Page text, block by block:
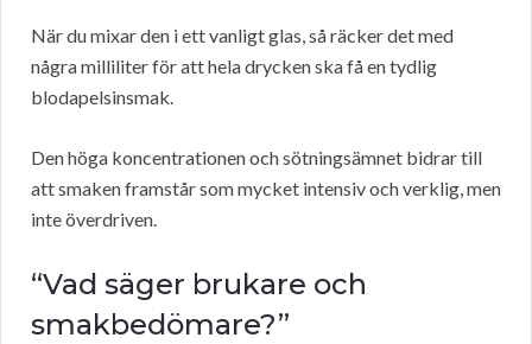
När du mixar den i ett vanligt glas, så räcker det med
några milliliter för att hela drycken ska få en tydlig
blodapelsinsmak.
Den höga koncentrationen och sötningsämnet bidrar till
att smaken framstår som mycket intensiv och verklig, men
inte överdriven.
“Vad säger brukare och
smakbedömare?”